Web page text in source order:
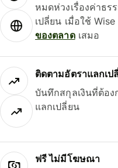
หมดห่วงเรื่องค่าธร
เปลี่ยน เมื่อใช้
ของตลาดเสมอ
ติดตามอัตราแลกเป
บันทึกสกุลเงินที่ต้อง
แลกเปลี่ยน
ฟรี ไม่มีโฆษณา